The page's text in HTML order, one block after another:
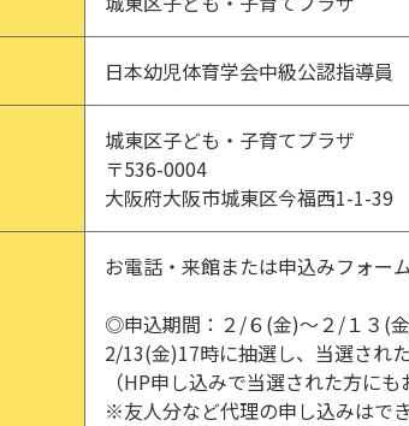
日本幼児体育学会中級公認指導
城東区子ども・子育てプラザ
〒536-0004
大阪府大阪市城東区今福西1-1-39
お電話・来館または申込みフォー
◎申込期間：２/６(金)～２/１３(
2/13(金)17時に抽選し、当選され
（HP申し込みで当選された方にも
※友人分など代理の申し込みはでき